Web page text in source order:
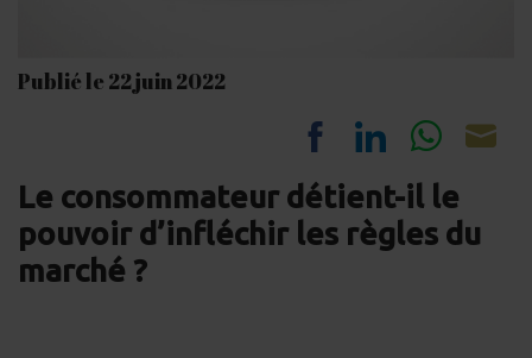
Publié le 22 juin 2022
Share
on
Facebook
Share
on
LinkedIn
on
Le consommateur détient-il le
pouvoir d’infléchir les règles du
marché ?